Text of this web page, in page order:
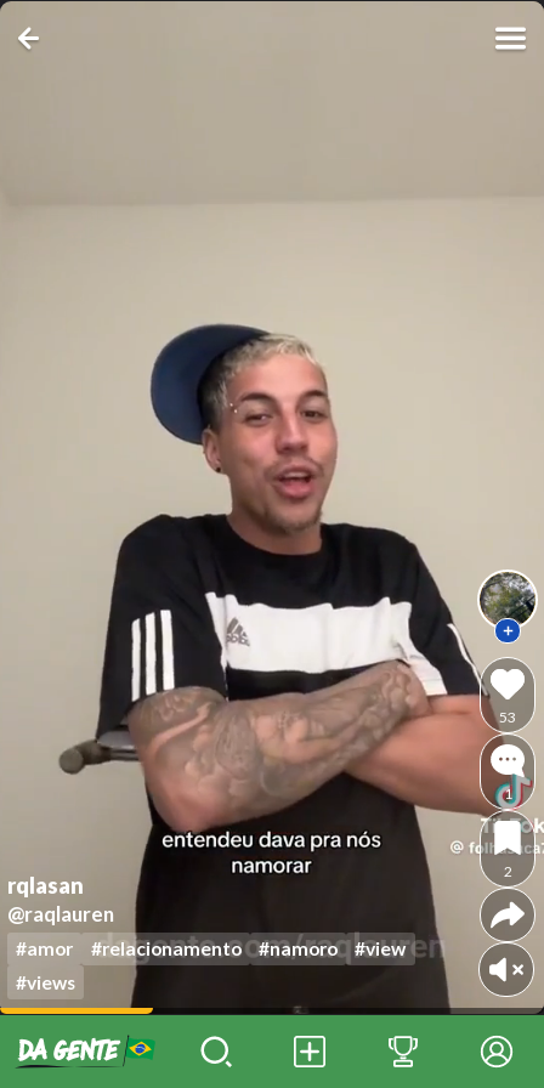
rqlasan
@raqlauren
#amor #relacionamento #namoro
#view
#views
53
1
2